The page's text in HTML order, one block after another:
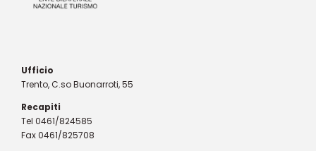
Ufficio
Trento, C.so Buonarroti, 55
Recapiti
Tel 0461/824585
Fax 0461/825708